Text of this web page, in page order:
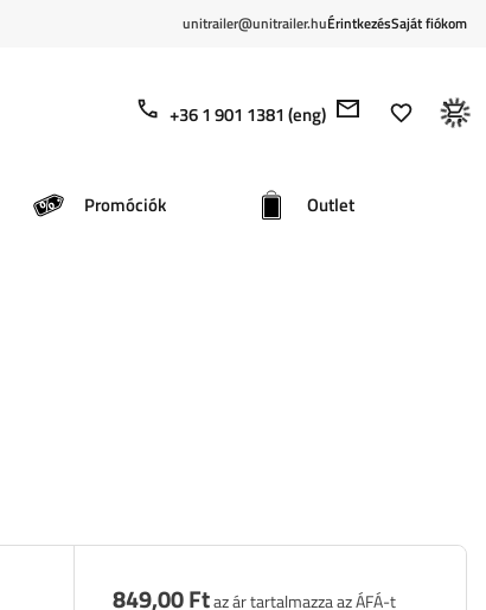
unitrailer@unitrailer.huÉrintkezésSaját fiókom
+36 1 901 1381 (eng)
Promóciók Outlet
849,00 Ftaz ár tartalmazza az ÁFÁ-t